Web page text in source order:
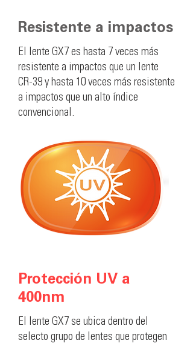
Resistente a impactos
El lente GX7 es hasta 7 veces más
resistente a impactos que un lente
CR-39 y hasta 10 veces más resistente
a impactos que un alto índice
convencional.
Protección UV a
400nm
El lente GX7 se ubica dentro del
selecto grupo de lentes que protegen